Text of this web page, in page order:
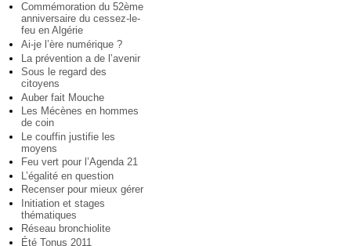
Commémoration du 52ème
anniversaire du cessez-le-
feu en Algérie
Ai-je l’ère numérique ?
La prévention a de l’avenir
Sous le regard des
citoyens
Auber fait Mouche
Les Mécènes en hommes
de coin
Le couffin justifie les
moyens
Feu vert pour l’Agenda 21
L’égalité en question
Recenser pour mieux gérer
Initiation et stages
thématiques
Réseau bronchiolite
Été Tonus 2011